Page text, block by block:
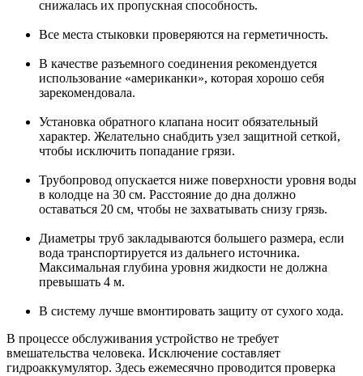
снижалась их пропускная способность.
Все места стыковки проверяются на герметичность.
В качестве разъемного соединения рекомендуется
использование «американки», которая хорошо себя
зарекомендовала.
Установка обратного клапана носит обязательный
характер. Желательно снабдить узел защитной сеткой,
чтобы исключить попадание грязи.
Трубопровод опускается ниже поверхности уровня воды
в колодце на 30 см. Расстояние до дна должно
оставаться 20 см, чтобы не захватывать снизу грязь.
Диаметры труб закладываются большего размера, если
вода транспортируется из дальнего источника.
Максимальная глубина уровня жидкости не должна
превышать 4 м.
В систему лучше вмонтировать защиту от сухого хода.
В процессе обслуживания устройство не требует
вмешательства человека. Исключение составляет
гидроаккумулятор. Здесь ежемесячно проводится проверка